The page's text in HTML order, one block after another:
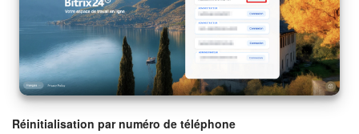
Réinitialisation par numéro de téléphone